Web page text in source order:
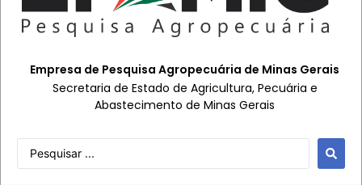
Empresa de Pesquisa Agropecuária de Minas Gerais
Secretaria de Estado de Agricultura, Pecuária e
Abastecimento de Minas Gerais